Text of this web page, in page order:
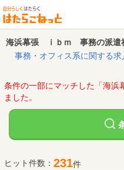
海浜幕張 ｉｂｍ 事務の派遣
事務・オフィス系に関する求
条件の一部にマッチした「海
ました。
ヒット件数： 231件